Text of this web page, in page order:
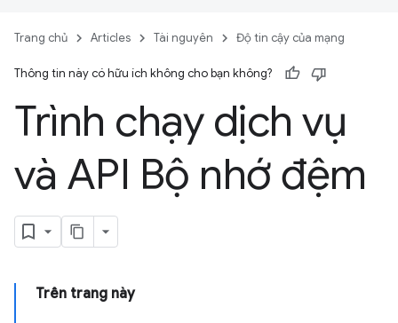
Trang chủ Articles Tài nguyên Độ tin cậy của mạng
Thông tin này có hữu ích không cho bạn không?
Trình chạy dịch vụ
và API Bộ nhớ đệm
Trên trang này